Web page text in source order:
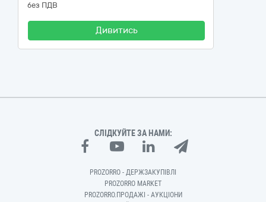
без ПДВ
Дивитись
СЛІДКУЙТЕ ЗА НАМИ:
PROZORRO - ДЕРЖЗАКУПІВЛІ
PROZORRO MARKET
PROZORRO.ПРОДАЖІ - АУКЦІОНИ